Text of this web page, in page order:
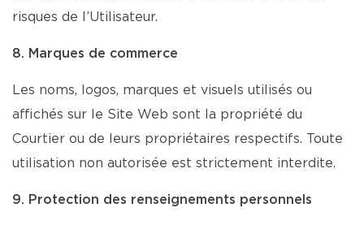
risques de l’Utilisateur.
8. Marques de commerce
Les noms, logos, marques et visuels utilisés ou
affichés sur le Site Web sont la propriété du
Courtier ou de leurs propriétaires respectifs. Toute
utilisation non autorisée est strictement interdite.
9. Protection des renseignements personnels